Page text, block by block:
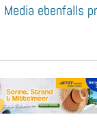
ebenfalls